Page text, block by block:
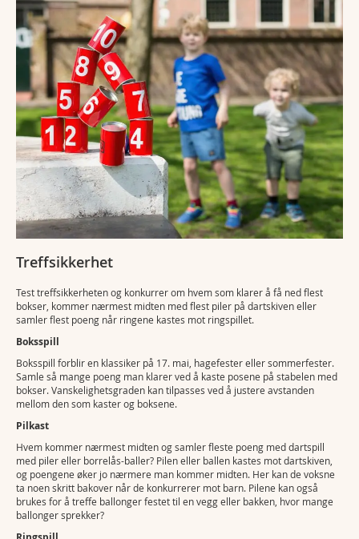
Treffsikkerhet
Test treffsikkerheten og konkurrer om hvem som klarer å få ned flest
bokser, kommer nærmest midten med flest piler på dartskiven eller
samler flest poeng når ringene kastes mot ringspillet.
Boksspill
Boksspill forblir en klassiker på 17. mai, hagefester eller sommerfester.
Samle så mange poeng man klarer ved å kaste posene på stabelen med
bokser. Vanskelighetsgraden kan tilpasses ved å justere avstanden
mellom den som kaster og boksene.
Pilkast
Hvem kommer nærmest midten og samler fleste poeng med dartspill
med piler eller borrelås-baller? Pilen eller ballen kastes mot dartskiven,
og poengene øker jo nærmere man kommer midten. Her kan de voksne
ta noen skritt bakover når de konkurrerer mot barn. Pilene kan også
brukes for å treffe ballonger festet til en vegg eller bakken, hvor mange
ballonger sprekker?